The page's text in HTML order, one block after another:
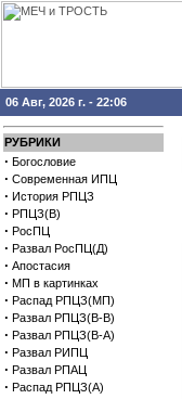
06 Авг, 2026 г. - 22:06
РУБРИКИ
· Богословие
· Современная ИПЦ
· История РПЦЗ
· РПЦЗ(В)
· РосПЦ
· Развал РосПЦ(Д)
· Апостасия
· МП в картинках
· Распад РПЦЗ(МП)
· Развал РПЦЗ(В-В)
· Развал РПЦЗ(В-А)
· Развал РИПЦ
· Развал РПАЦ
· Распад РПЦЗ(А)